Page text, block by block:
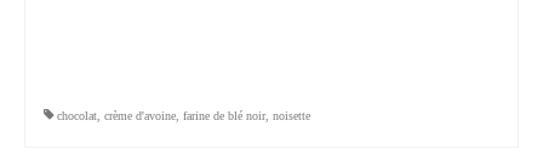
chocolat crème d'avoine farine de blé noir, noisette